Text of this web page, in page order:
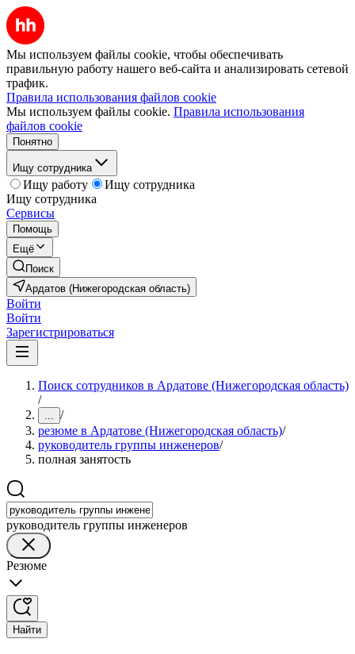
Мы используем файлы cookie, чтобы обеспечивать
правильную работу нашего веб-сайта и анализировать сетевой
трафик.
Правила использования файлов cookie
Мы используем файлы cookie. Правила использования
файлов cookie
Понятно
Ищу сотрудника
Ищу работу
Ищу сотрудника
Ищу сотрудника
Сервисы
Помощь
Ещё
Поиск
Ардатов (Нижегородская область)
Войти
Войти
Зарегистрироваться
Поиск сотрудников в Ардатове (Нижегородская область)
/
... /
резюме в Ардатове (Нижегородская область)/
руководитель группы инженеров/
полная занятость
руководитель группы инженеров
Резюме
Найти